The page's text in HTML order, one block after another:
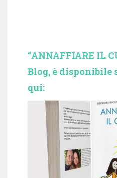
“ANNAFFIARE IL
Blog, è disponibile
qui: